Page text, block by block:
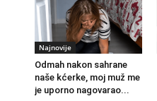
Najnovije
Odmah nakon sahrane
naše kćerke, moj muž me
je uporno nagovarao...